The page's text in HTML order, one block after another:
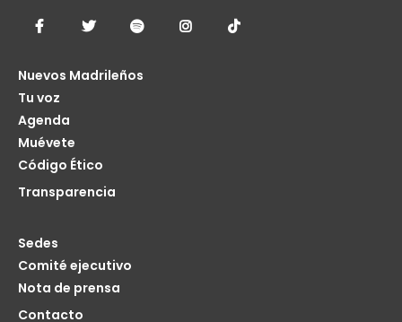
Nuevos Madrileños
Tu voz
Agenda
Muévete
Código Ético
Transparencia
Sedes
Comité ejecutivo
Nota de prensa
Contacto